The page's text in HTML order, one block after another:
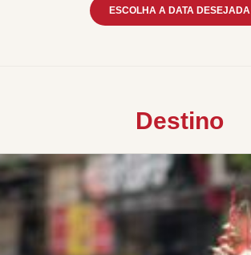
ESCOLHA A DATA DESEJADA
Destino